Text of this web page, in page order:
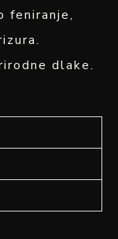
feniranje,
dlake.